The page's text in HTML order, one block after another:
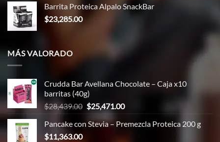
Barrita Proteica Alpalo SnackBar
$23,285.00
MÁS VALORADO
Crudda Bar Avellana Chocolate – Caja x10
barritas (40g)
$28,439.00 El
precio
original
$25,471.00El
precio
actual
es:
Pancake con Stevia – Premezcla Proteica 200 g
$11,363.00